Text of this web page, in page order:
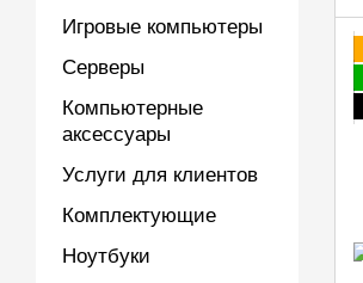
Игровые компьютеры
Серверы
Компьютерные
аксессуары
Услуги для клиентов
Комплектующие
Ноутбуки